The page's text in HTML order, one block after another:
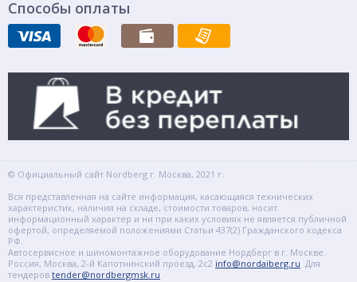
Способы оплаты
© Официальный сайт Nordberg г. Москва, 2021 г.
Вся представленная на сайте информация, касающаяся технических
характеристик, наличия на складе, стоимости товаров, носит
информационный характер и ни при каких условиях не является публичной
офертой, определяемой положениями Статьи 437(2) Гражданского кодекса
РФ.
Автосервисное и шиномонтажное оборудование Нордберг в г. Москве.
Россия, Москва, 2-й Капотнинский проезд, 2с2 info@nordaiberg.ru Для
тендеров tender@nordbergmsk.ru